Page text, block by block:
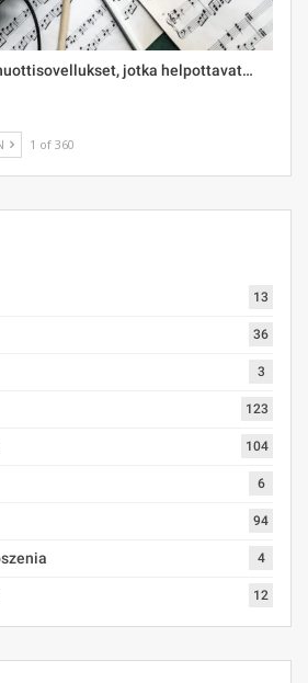
jotka helpottavat…
1 of 360
13
36
3
123
104
6
94
4
12